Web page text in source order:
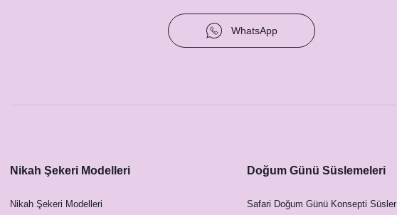
WhatsApp
Nikah Şekeri Modelleri
Nikah Şekeri Modelleri
Doğum Günü Süslemeleri
Safari Doğum Günü Konsepti Süsler